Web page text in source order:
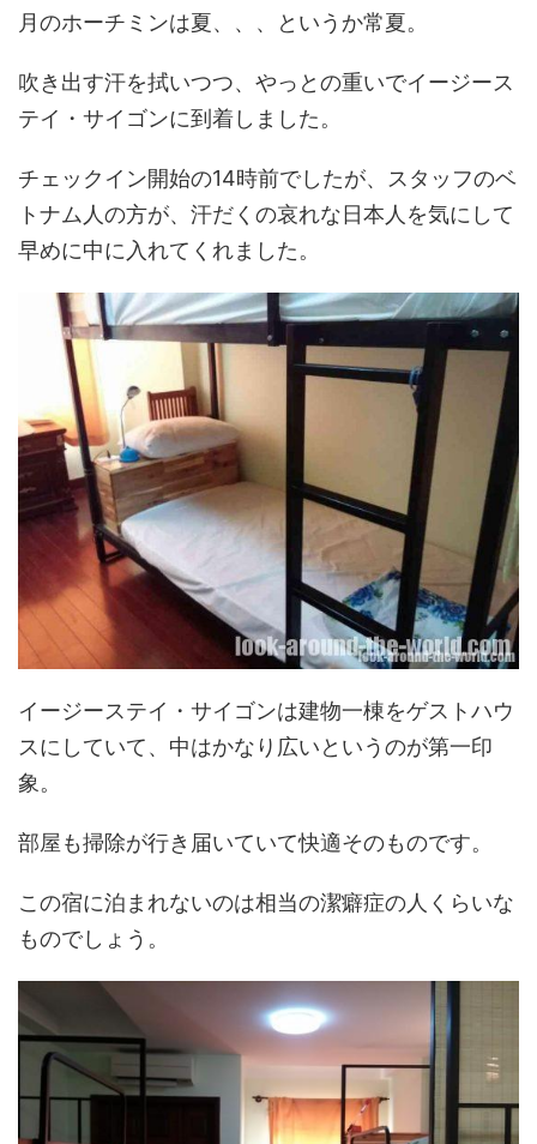
月のホーチミンは夏、、、というか常夏。
吹き出す汗を拭いつつ、やっとの重いでイージース
テイ・サイゴンに到着しました。
チェックイン開始の14時前でしたが、スタッフのベ
トナム人の方が、汗だくの哀れな日本人を気にして
早めに中に入れてくれました。
イージーステイ・サイゴンは建物一棟をゲストハウ
スにしていて、中はかなり広いというのが第一印
象。
部屋も掃除が行き届いていて快適そのものです。
この宿に泊まれないのは相当の潔癖症の人くらいな
ものでしょう。